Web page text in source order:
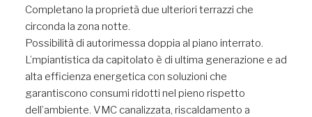
Completano la proprietà due ulteriori terrazzi che
circonda la zona notte.
Possibilità di autorimessa doppia al piano interrato.
L’mpiantistica da capitolato è di ultima generazione e ad
alta efficienza energetica con soluzioni che
garantiscono consumi ridotti nel pieno rispetto
dell’ambiente. VMC canalizzata, riscaldamento a